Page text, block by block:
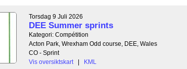
Torsdag 9 Juli 2026
DEE Summer sprints
Kategori: Compétition
Acton Park, Wrexham Odd course, DEE, Wales
CO - Sprint
Vis oversiktskart
| KML